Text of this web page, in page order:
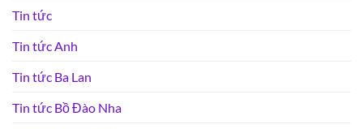
Tin tức
Tin tức Anh
Tin tức Ba Lan
Tin tức Bồ Đào Nha